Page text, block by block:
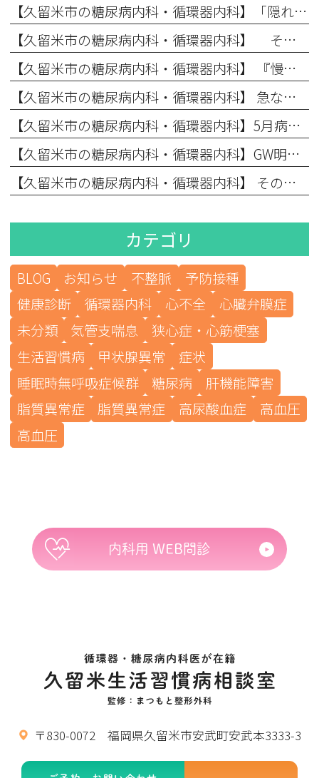
【久留米市の糖尿病内科・循環器内科】「隠れ糖尿病」に要注意！自覚症状のない初期から対策が必要な理由 （第2回）
【久留米市の糖尿病内科・循環器内科】 そもそも「生活習慣病」とは？なぜ症状がないうちから治療が必要なのか （第1回）
【久留米市の糖尿病内科・循環器内科】 『慢性腎臓病（CKD）』の早期発見と予防
【久留米市の糖尿病内科・循環器内科】 急な暑さに要注意！初夏に忍び寄る「隠れ脱水」のリスク
【久留米市の糖尿病内科・循環器内科】5月病のイライラや不安…実は「血糖値」が原因かもしれません
【久留米市の糖尿病内科・循環器内科】GW明けの動悸・息切れは「連休疲れ」？それとも心臓のSOS？
【久留米市の糖尿病内科・循環器内科】 その喉の渇きは、ただの暑さ？それとも糖尿病？GWの外出先で要注意！急激に血糖値が上がる「ペットボトル症候群」
カテゴリ
BLOG お知らせ 不整脈
予防接種
健康診断
循環器内科 心不全
心臓弁膜症
未分類
気管支喘息
狭心症・心筋梗塞
生活習慣病
甲状腺異常
症状
睡眠時無呼吸症候群
糖尿病
肝機能障害
脂質異常症
脂質異常症 高尿酸血症
高血圧
高血圧
内科用 WEB問診
〒830-0072 福岡県久留米市安武町安武本3333-3